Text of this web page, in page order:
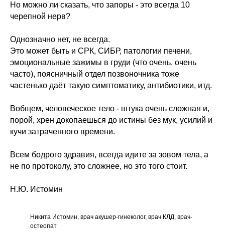
Но можно ли сказать, что запоры - это всегда 10
черепной нерв?
Однозначно нет, не всегда.
Это может быть и СРК, СИБР, патологии печени,
эмоциональные зажимы в груди (что очень, очень
часто), поясничный отдел позвоночника тоже
частенько даёт такую симптоматику, антибиотики, итд.
Вобщем, человеческое тело - штука очень сложная и,
порой, хрен докопаешься до истины без мук, усилий и
кучи затраченного времени.
Всем бодрого здравия, всегда идите за зовом тела, а
не по протоколу, это сложнее, но это того стоит.
Н.Ю. Истомин
Никита Истомин, врач акушер-гинеколог, врач КЛД, врач-
остеопат